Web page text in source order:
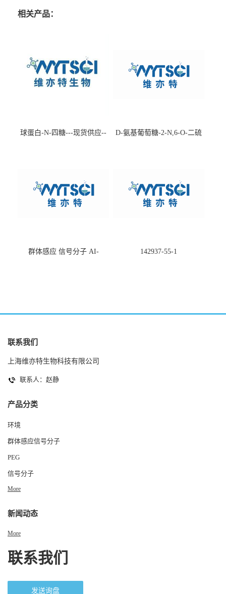
相关产品：
球蛋白-N-四糖---现货供应--
D-氨基葡萄糖-2-N,6-O-二硫
群体感应 信号分子 AI-
142937-55-1
联系我们
上海维亦特生物科技有限公司
联系人：赵静
产品分类
环境
群体感应信号分子
PEG
信号分子
More
新闻动态
More
联系我们
发送询盘